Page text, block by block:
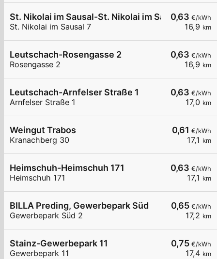
0,63 €/kWh
16,9 km
St. Nikolai im Sausal-St. Nikolai im Sausal 7
St. Nikolai im Sausal 7
0,63 €/kWh
16,9 km
Leutschach-Rosengasse 2
Rosengasse 2
0,63 €/kWh
17,0 km
Leutschach-Arnfelser Straße 1
Arnfelser Straße 1
0,61 €/kWh
17,1 km
Weingut Trabos
Kranachberg 30
0,63 €/kWh
17,1 km
Heimschuh-Heimschuh 171
Heimschuh 171
0,65 €/kWh
17,2 km
BILLA Preding, Gewerbepark Süd
Gewerbepark Süd 2
0,75 €/kWh
17,4 km
Stainz-Gewerbepark 11
Gewerbepark 11